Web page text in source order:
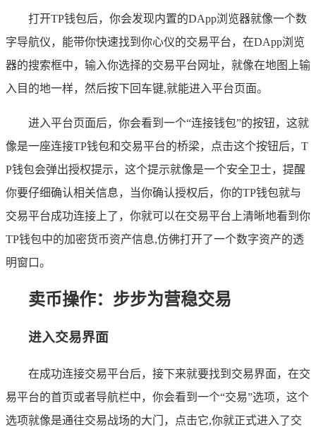
打开TP钱包后，你会发现内置的DApp浏览器就像一个数
字导航仪，能带你快速找到你心仪的交易平台，在DApp浏览
器的搜索框中，输入你选择的交易平台网址，就像在地图上输
入目的地一样，然后按下回车键,就能进入平台页面。
进入平台页面后，你会看到一个“连接钱包”的按钮，这就
像是一座连接TP钱包和交易平台的桥梁，点击这个按钮后，T
P钱包会弹出授权提示，这个提示就像是一个安全卫士，提醒
你要仔细确认相关信息，当你确认授权后，你的TP钱包就与
交易平台成功连接上了，你就可以在交易平台上清晰地看到你
TP钱包中的加密货币资产信息,仿佛打开了一个数字资产的透
明窗口。
卖币操作：步步为营稳交易
进入交易界面
在成功连接交易平台后，接下来就要找到交易界面，在交
易平台的首页或者导航栏中，你会看到一个“交易”选项，这个
选项就像是通往交易战场的大门，点击它,你就正式进入了交